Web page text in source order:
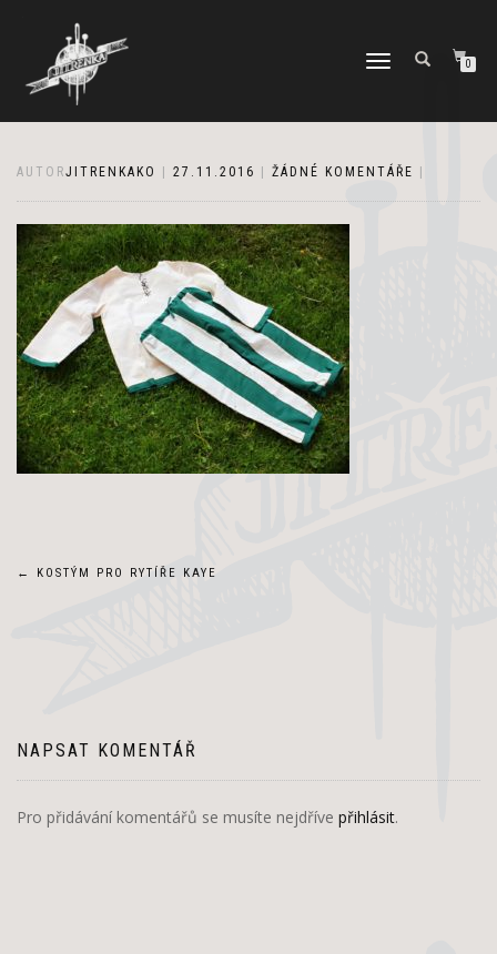
PŘEPNOUT
0
AUTORJITRENKAKO 27.11.2016 ŽÁDNÉ KOMENTÁŘE
Navigace
← KOSTÝM PRO RYTÍŘE KAYE
NAPSAT KOMENTÁŘ
Pro přidávání komentářů se musíte nejdříve přihlásit.